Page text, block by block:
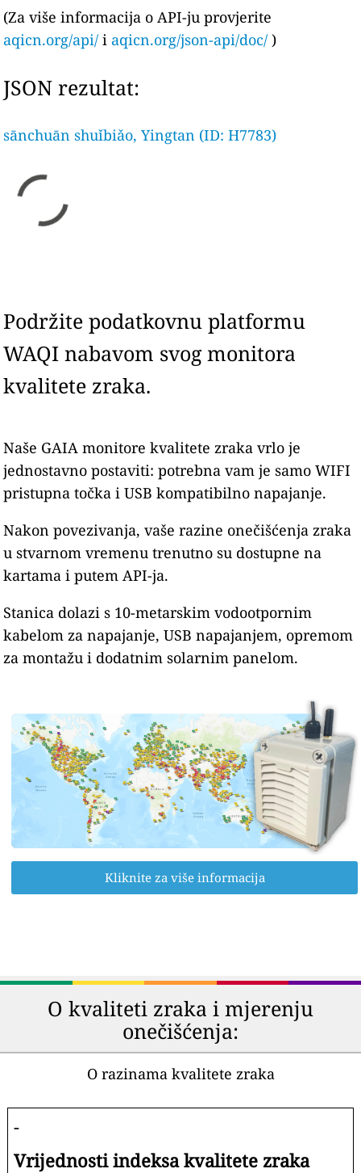
(Za više informacija o API-ju provjerite
aqicn.org/api/ i aqicn.org/json-api/doc/ )
JSON rezultat:
sānchuān shuǐbiǎo, Yingtan (ID: H7783)
Podržite podatkovnu platformu
WAQI nabavom svog monitora
kvalitete zraka.
Naše GAIA monitore kvalitete zraka vrlo je
jednostavno postaviti: potrebna vam je samo WIFI
pristupna točka i USB kompatibilno napajanje.
Nakon povezivanja, vaše razine onečišćenja zraka
u stvarnom vremenu trenutno su dostupne na
kartama i putem API-ja.
Stanica dolazi s 10-metarskim vodootpornim
kabelom za napajanje, USB napajanjem, opremom
za montažu i dodatnim solarnim panelom.
Kliknite za više informacija
O kvaliteti zraka i mjerenju
onečišćenja:
O razinama kvalitete zraka
-
Vrijednosti indeksa kvalitete zraka